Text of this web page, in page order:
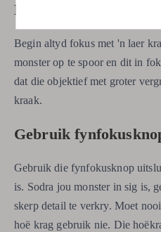
Begin met laer
Begin altyd fokus met 'n laer
monster op te spoor en dit in
dat die objektief met groter
kraak.
Gebruik
Gebruik die fynfokusknop
is. Sodra jou monster in sig is,
skerp detail te verkry. Moet
hoë krag gebruik nie. Die